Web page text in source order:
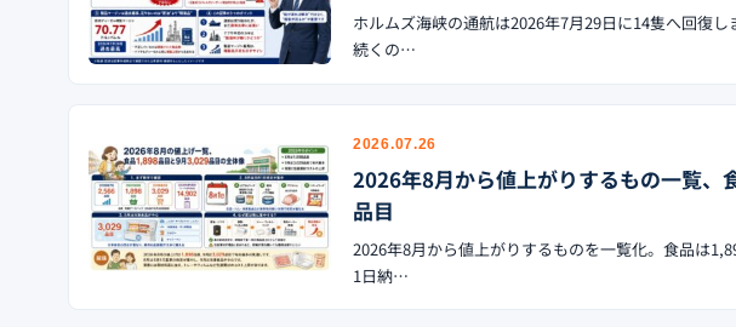
ホルムズ海峡の通航は2026年7月29日に14隻へ回復
続くの…
2026.07.26
2026年8月から値上がりするもの一覧
品目
2026年8月から値上がりするものを一覧化。食品は
1日納…